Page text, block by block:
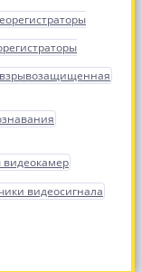
видеосигнала